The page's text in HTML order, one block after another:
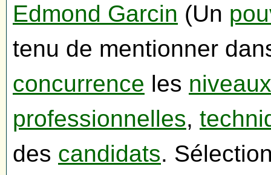
Edmond Garcin (Un
tenu de mentionner
concurrence les
professionnelles,
des candidats.